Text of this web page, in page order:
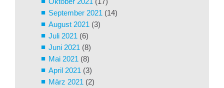
September 2021 (14)
August 2021 (3)
Juli 2021 (6)
Juni 2021 (8)
Mai 2021 (8)
April 2021 (3)
März 2021 (2)